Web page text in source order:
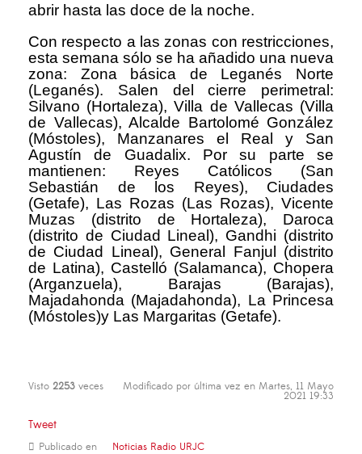
abrir hasta las doce de la noche.
Con respecto a las zonas con restricciones,
esta semana sólo se ha añadido una nueva
zona: Zona básica de Leganés Norte
(Leganés). Salen del cierre perimetral:
Silvano (Hortaleza), Villa de Vallecas (Villa
de Vallecas), Alcalde Bartolomé González
(Móstoles), Manzanares el Real y San
Agustín de Guadalix. Por su parte se
mantienen: Reyes Católicos (San
Sebastián de los Reyes), Ciudades
(Getafe), Las Rozas (Las Rozas), Vicente
Muzas (distrito de Hortaleza), Daroca
(distrito de Ciudad Lineal), Gandhi (distrito
de Ciudad Lineal), General Fanjul (distrito
de Latina), Castelló (Salamanca), Chopera
(Arganzuela), Barajas (Barajas),
Majadahonda (Majadahonda), La Princesa
(Móstoles)y Las Margaritas (Getafe).
Visto 2253 veces Modificado por última vez en Martes, 11 Mayo
2021 19:33
Tweet
Publicado en Noticias Radio URJC